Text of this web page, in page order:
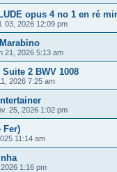
opus 4 no 1 en ré
03, 2026 12:09 pm
21, 2026 5:13 am
2 BWV 1008
2026 7:25 am
25, 2026 1:02 pm
Fer)
11:14 am
1:16 pm